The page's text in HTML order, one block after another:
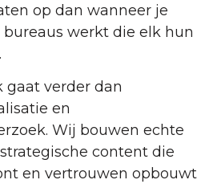
op dan wanneer je
werkt die elk hun
gaat verder dan
en
Wij bouwen echte
content die
en vertrouwen opbouwt